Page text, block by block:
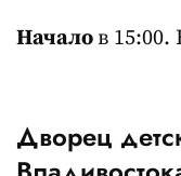
Начало в
Дворец